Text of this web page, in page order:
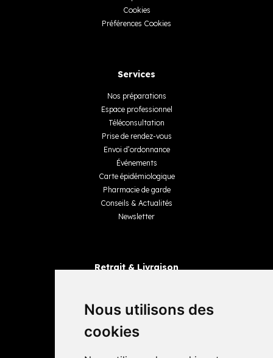
Nous utilisons des
cookies
Cookies
Préférences Cookies
Services
Nos préparations
Espace professionnel
Téléconsultation
Prise de rendez-vous
Envoi d’ordonnance
Événements
Carte épidémiologique
Pharmacie de garde
Conseils & Actualités
Newsletter
Retrait & Livraison
Livraisons